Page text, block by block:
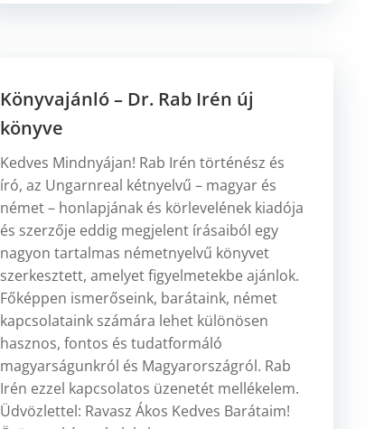
Könyvajánló – Dr. Rab Irén új
könyve
Kedves Mindnyájan! Rab Irén történész és
író, az Ungarnreal kétnyelvű – magyar és
német – honlapjának és körlevelének kiadója
és szerzője eddig megjelent írásaiból egy
nagyon tartalmas németnyelvű könyvet
szerkesztett, amelyet figyelmetekbe ajánlok.
Főképpen ismerőseink, barátaink, német
kapcsolataink számára lehet különösen
hasznos, fontos és tudatformáló
magyarságunkról és Magyarországról. Rab
Irén ezzel kapcsolatos üzenetét mellékelem.
Üdvözlettel: Ravasz Ákos Kedves Barátaim!